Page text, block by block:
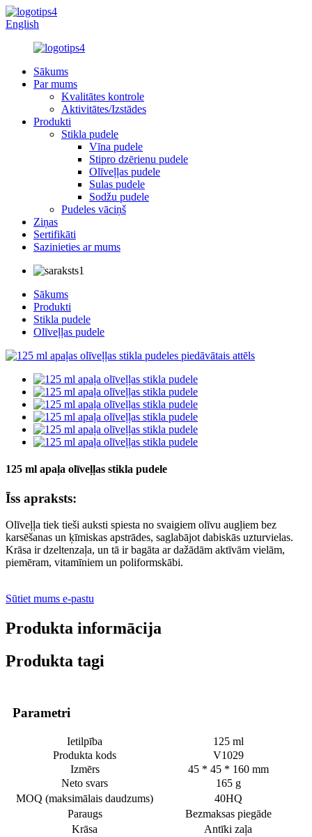
English
Sākums
Par mums
Kvalitātes kontrole
Aktivitātes/Izstādes
Produkti
Stikla pudele
Vīna pudele
Stipro dzērienu pudele
Olīveļļas pudele
Sulas pudele
Sodžu pudele
Pudeles vāciņš
Ziņas
Sertifikāti
Sazinieties ar mums
Sākums
Produkti
Stikla pudele
Olīveļļas pudele
125 ml apaļa olīveļļas stikla pudele
Īss apraksts:
Olīveļļa tiek tieši auksti spiesta no svaigiem olīvu augļiem bez
karsēšanas un ķīmiskas apstrādes, saglabājot dabiskās uzturvielas.
Krāsa ir dzeltenzaļa, un tā ir bagāta ar dažādām aktīvām vielām,
piemēram, vitamīniem un poliformskābi.
Sūtiet mums e-pastu
Produkta informācija
Produkta tagi
Parametri
Ietilpība
125 ml
Produkta kods
V1029
Izmērs
45 * 45 * 160 mm
Neto svars
165 g
MOQ (maksimālais daudzums)
40HQ
Paraugs
Bezmaksas piegāde
Krāsa
Antīki zaļa